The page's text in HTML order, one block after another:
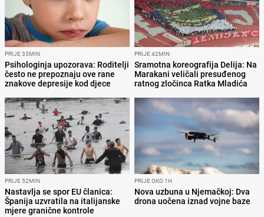
PRIJE 33MIN
Psihologinja upozorava: Roditelji
često ne prepoznaju ove rane
znakove depresije kod djece
PRIJE 42MIN
Sramotna koreografija Delija: Na
Marakani veličali presuđenog
ratnog zločinca Ratka Mladića
PRIJE 52MIN
Nastavlja se spor EU članica:
Španija uzvratila na italijanske
mjere granične kontrole
PRIJE OKO 1H
Nova uzbuna u Njemačkoj: Dva
drona uočena iznad vojne baze